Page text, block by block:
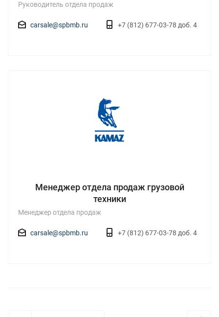
Руководитель отдела продаж
carsale@spbmb.ru +7 (812) 677-03-78 доб. 4
Менеджер отдела продаж грузовой
техники
Менеджер отдела продаж
carsale@spbmb.ru +7 (812) 677-03-78 доб. 4